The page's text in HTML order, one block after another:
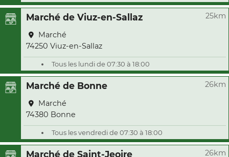
Marché de Viuz-en-Sallaz 25km
Marché
74250 Viuz-en-Sallaz
Tous les lundi de 07:30 à 18:00
Marché de Bonne 26km
Marché
74380 Bonne
Tous les vendredi de 07:30 à 18:00
Marché de Saint-Jeoire 26km